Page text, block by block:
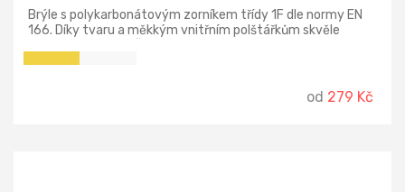
Brýle s polykarbonátovým zorníkem třídy 1F dle normy EN
166. Díky tvaru a měkkým vnitřním polštářkům skvěle
od 279 Kč